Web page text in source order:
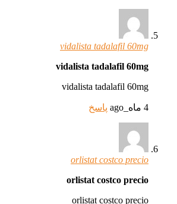
vidalista tadalafil 60mg
vidalista tadalafil 60mg
vidalista tadalafil 60mg
4 ماه_ago پاسخ
orlistat costco precio
orlistat costco precio
orlistat costco precio